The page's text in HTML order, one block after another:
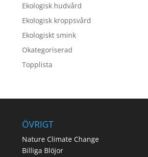
Ekologisk hudvård
Ekologisk kroppsvård
Ekologiskt smink
Okategoriserad
Topplista
ÖVRIGT
Nature Climate Change
Billiga Blöjor